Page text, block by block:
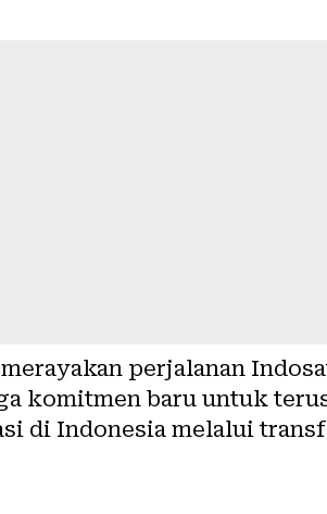
perjalanan
komitmen baru untuk
di Indonesia melalui